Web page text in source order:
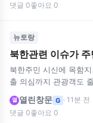
댓글 0좋아요 0
뉴토랑
북한관련 이슈가
북한주민 시신에 목함
출 의심까지 관광객도
열 열린창문 G · 11분 전
댓글 0좋아요 0